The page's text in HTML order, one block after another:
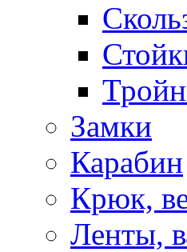
Замки
Карабин
Крюк,
Ленты,